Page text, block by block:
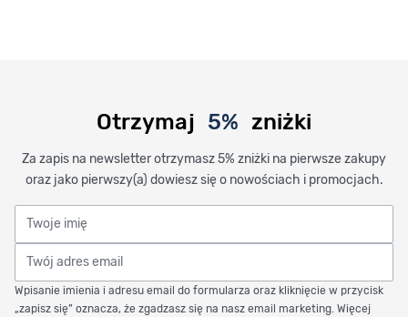
Otrzymaj 5% zniżki
Za zapis na newsletter otrzymasz 5% zniżki na pierwsze zakupy
oraz jako pierwszy(a) dowiesz się o nowościach i promocjach.
Twoje imię
Twój adres email
Wpisanie imienia i adresu email do formularza oraz kliknięcie w przycisk
„zapisz się” oznacza, że zgadzasz się na nasz email marketing. Więcej